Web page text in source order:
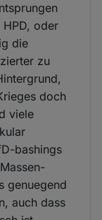
oder
die
zu
doch
viele
bashings
genuegend
auch dass